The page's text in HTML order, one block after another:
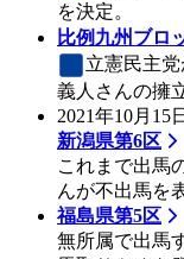
を決定。
比例九州ブロ
立憲民主党
義人さんの擁
2021年10月15日
新潟県第6区
これまで出馬
んが不出馬を
福島県第5区
無所属で出馬